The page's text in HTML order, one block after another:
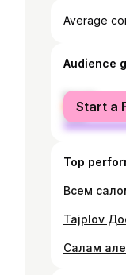
Average
Audience
female
male
Start a
Top